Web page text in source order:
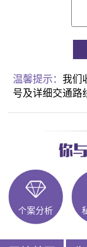
温馨提示：我们
号及详细交通路
个案分析